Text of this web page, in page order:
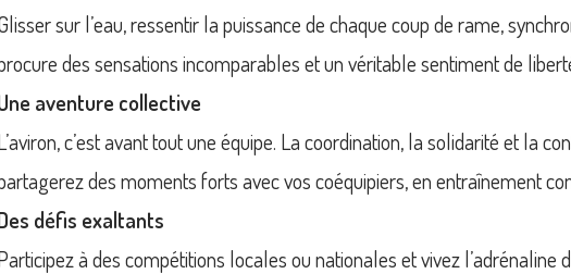
sur l’eau, ressentir la puissance de chaque coup de rame,
des sensations incomparables et un véritable sentiment de
aventure collective
c’est avant tout une équipe. La coordination, la solidarité et la
des moments forts avec vos coéquipiers, en entraînement
défis exaltants
à des compétitions locales ou nationales et vivez